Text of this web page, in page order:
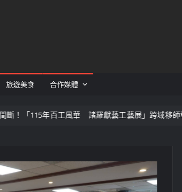
旅遊美食 合作媒體
百工風華 諸羅獻藝工藝展」跨域移師彰化溪湖展出